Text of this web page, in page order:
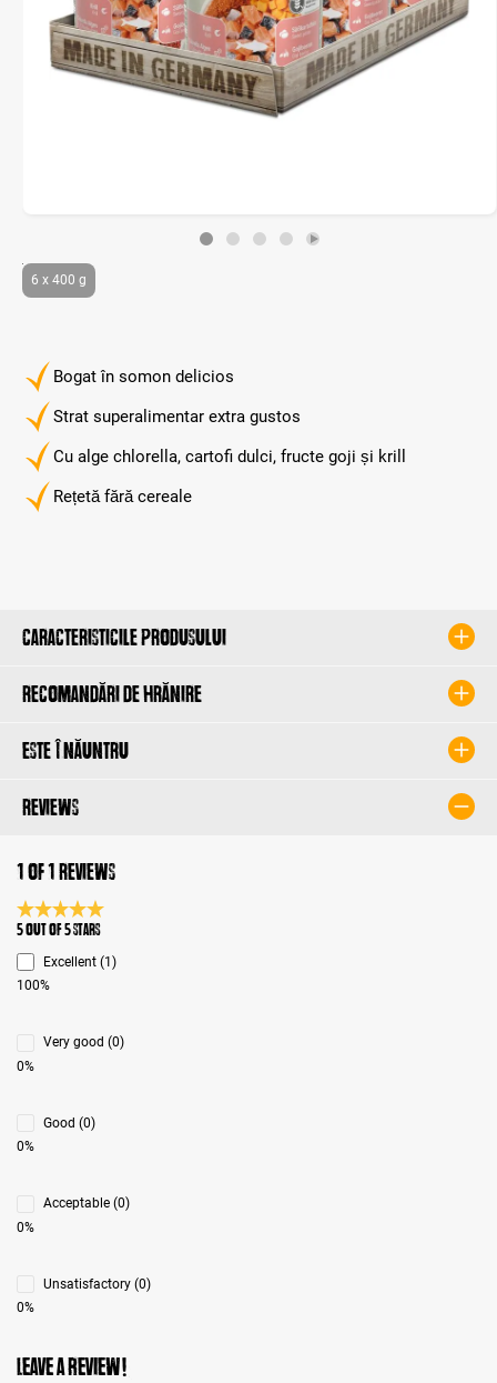
Bogat în somon delicios
Strat superalimentar extra gustos
Cu alge chlorella, cartofi dulci, fructe goji și krill
Rețetă fără cereale
6 x 400 g
Caracteristicile produsului
Recomandări de hrănire
Este înăuntru
Reviews
1 of 1 reviews
Average rating 5 of 5 Stars
5 out of 5 stars
Excellent (1)
100%
Very good (0)
0%
Good (0)
0%
Acceptable (0)
0%
Unsatisfactory (0)
0%
Leave a review!